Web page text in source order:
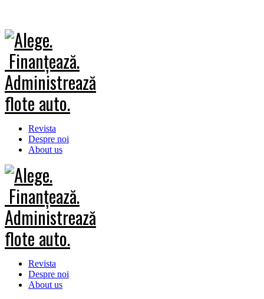
Revista
Despre noi
About us
Revista
Despre noi
About us